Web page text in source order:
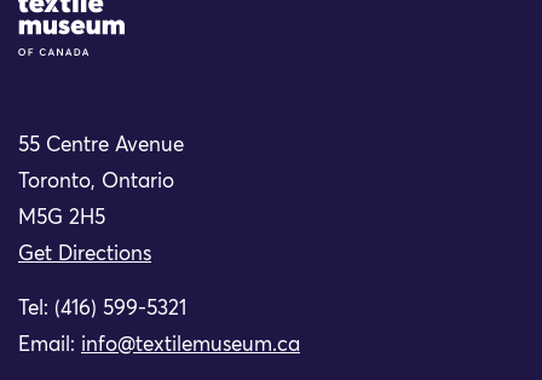
Site Logo
55 Centre Avenue
Toronto, Ontario
M5G 2H5
Get Directions
Tel: (416) 599-5321
Email: info@textilemuseum.ca